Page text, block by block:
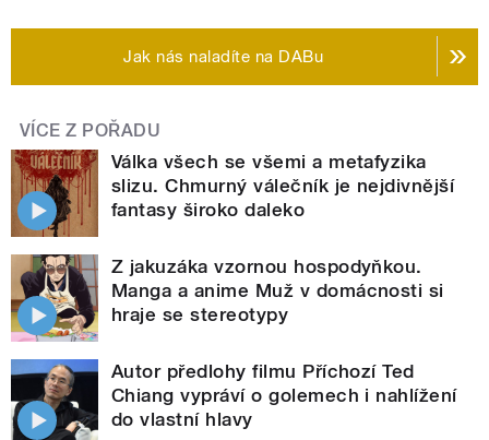
Jak nás naladíte na DABu
VÍCE Z POŘADU
Válka všech se všemi a metafyzika
slizu. Chmurný válečník je nejdivnější
fantasy široko daleko
Z jakuzáka vzornou hospodyňkou.
Manga a anime Muž v domácnosti si
hraje se stereotypy
Autor předlohy filmu Příchozí Ted
Chiang vypráví o golemech i nahlížení
do vlastní hlavy